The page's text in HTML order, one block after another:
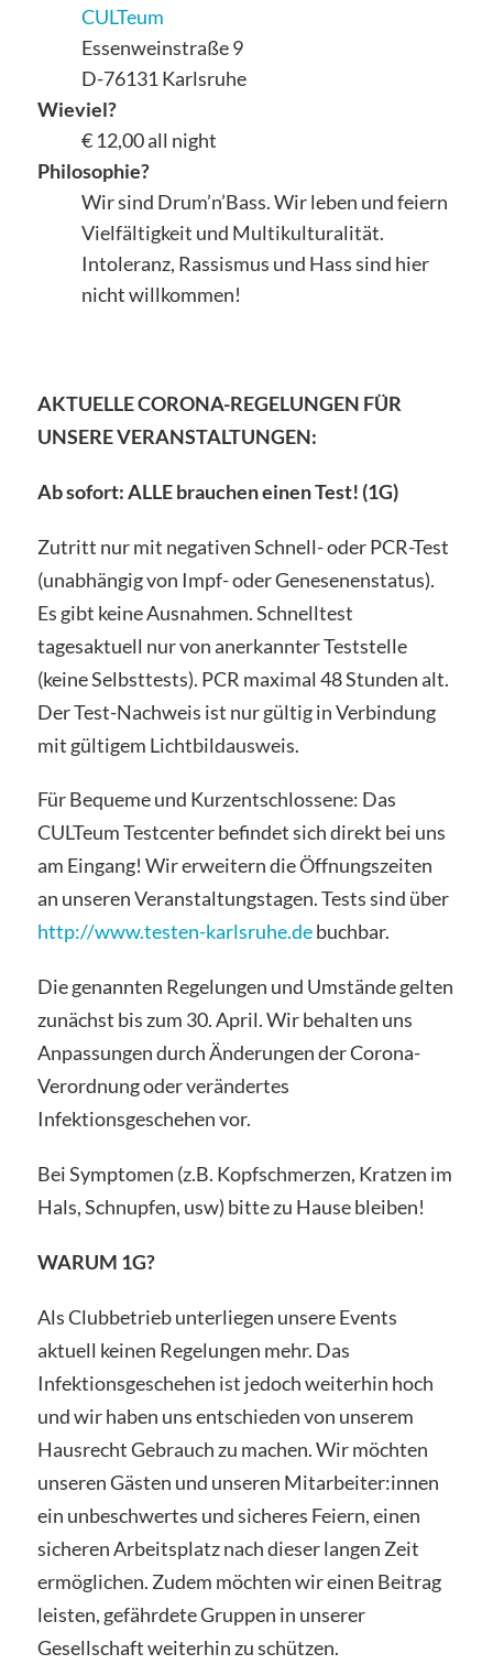
CULTeum
Essenweinstraße 9
D-76131 Karlsruhe
Wieviel?
€ 12,00 all night
Philosophie?
Wir sind Drum’n’Bass. Wir leben und feiern
Vielfältigkeit und Multikulturalität.
Intoleranz, Rassismus und Hass sind hier
nicht willkommen!
AKTUELLE CORONA-REGELUNGEN FÜR
UNSERE VERANSTALTUNGEN:
Ab sofort: ALLE brauchen einen Test! (1G)
Zutritt nur mit negativen Schnell- oder PCR-Test
(unabhängig von Impf- oder Genesenenstatus).
Es gibt keine Ausnahmen. Schnelltest
tagesaktuell nur von anerkannter Teststelle
(keine Selbsttests). PCR maximal 48 Stunden alt.
Der Test-Nachweis ist nur gültig in Verbindung
mit gültigem Lichtbildausweis.
Für Bequeme und Kurzentschlossene: Das
CULTeum Testcenter befindet sich direkt bei uns
am Eingang! Wir erweitern die Öffnungszeiten
an unseren Veranstaltungstagen. Tests sind über
http://www.testen-karlsruhe.debuchbar.
Die genannten Regelungen und Umstände gelten
zunächst bis zum 30. April. Wir behalten uns
Anpassungen durch Änderungen der Corona-
Verordnung oder verändertes
Infektionsgeschehen vor.
Bei Symptomen (z.B. Kopfschmerzen, Kratzen im
Hals, Schnupfen, usw) bitte zu Hause bleiben!
WARUM 1G?
Als Clubbetrieb unterliegen unsere Events
aktuell keinen Regelungen mehr. Das
Infektionsgeschehen ist jedoch weiterhin hoch
und wir haben uns entschieden von unserem
Hausrecht Gebrauch zu machen. Wir möchten
unseren Gästen und unseren Mitarbeiter:innen
ein unbeschwertes und sicheres Feiern, einen
sicheren Arbeitsplatz nach dieser langen Zeit
ermöglichen. Zudem möchten wir einen Beitrag
leisten, gefährdete Gruppen in unserer
Gesellschaft weiterhin zu schützen.